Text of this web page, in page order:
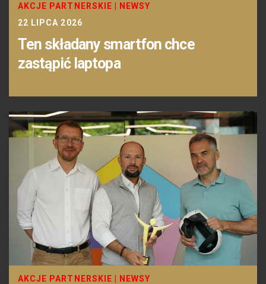
AKCJE PARTNERSKIE
NEWSY
22 LIPCA 2026
Ten składany smartfon chce
zastąpić laptopa
AKCJE PARTNERSKIE
NEWSY